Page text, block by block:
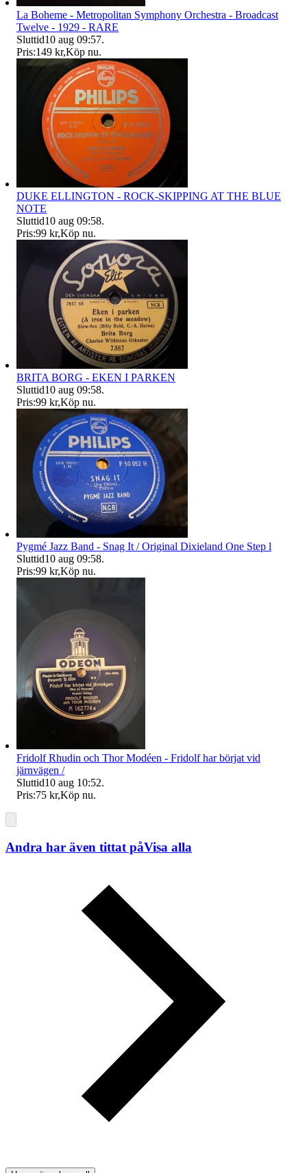
La Boheme - Metropolitan Symphony Orchestra - Broadcast
Twelve - 1929 - RARE
Sluttid10 aug 09:57.
Pris:149 kr,Köp nu.
DUKE ELLINGTON - ROCK-SKIPPING AT THE BLUE
NOTE
Sluttid10 aug 09:58.
Pris:99 kr,Köp nu.
BRITA BORG - EKEN I PARKEN
Sluttid10 aug 09:58.
Pris:99 kr,Köp nu.
Pygmé Jazz Band - Snag It / Original Dixieland One Step l
Sluttid10 aug 09:58.
Pris:99 kr,Köp nu.
Fridolf Rhudin och Thor Modéen - Fridolf har börjat vid
järnvägen /
Sluttid10 aug 10:52.
Pris:75 kr,Köp nu.
Andra har även tittat påVisa alla